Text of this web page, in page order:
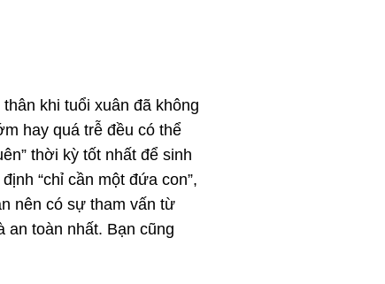
khi tuổi xuân đã không
hay quá trễ đều có thể
thời kỳ tốt nhất để sinh
“chỉ cần một đứa con”,
nên có sự tham vấn từ
an toàn nhất. Bạn cũng